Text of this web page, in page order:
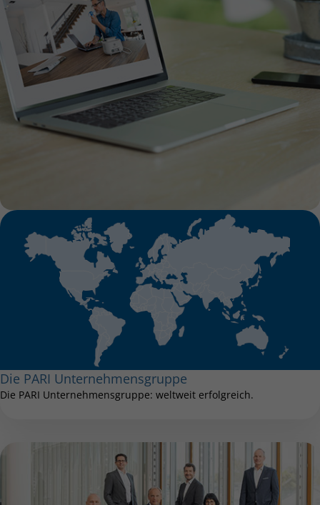
Die PARI Unternehmensgruppe
Die PARI Unternehmensgruppe: weltweit erfolgreich.